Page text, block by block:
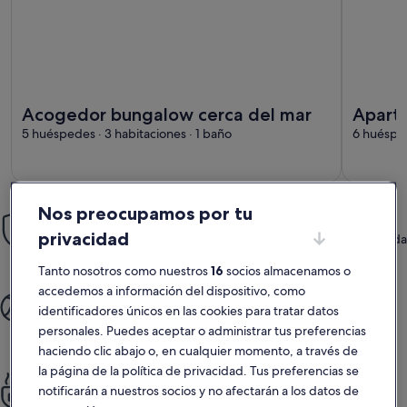
Acogedor bungalow cerca del mar
5 huéspedes · 3 habitaciones · 1 baño
mar.
6
Tranquilidad
Aprovecha nuestra Garantía Reserva con Confianza, que te brinda
Más tiempo para disfrutar
Regálate un viaje sin complicaciones: desde que reservas hasta
que llegas a tu destino.
Siéntete como en casa
Disfruta de cocinas totalmente equipadas, piscinas, terrazas y
Nos preocupamos por tu
privacidad
Tanto nosotros como nuestros16 socios almacenamos o
accedemos a información del dispositivo, como
identificadores únicos en las cookies para tratar datos
personales. Puedes aceptar o administrar tus preferencias
haciendo clic abajo o, en cualquier momento, a través de
la página de la política de privacidad. Tus preferencias se
notificarán a nuestros socios y no afectarán a los datos de